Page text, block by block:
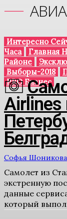
Интересно
Часа
Главная
Районе
Выборы-2018
PRO Бизнес
Airlines
Софья Шоникова
Самолет из
экстренную
данные
который